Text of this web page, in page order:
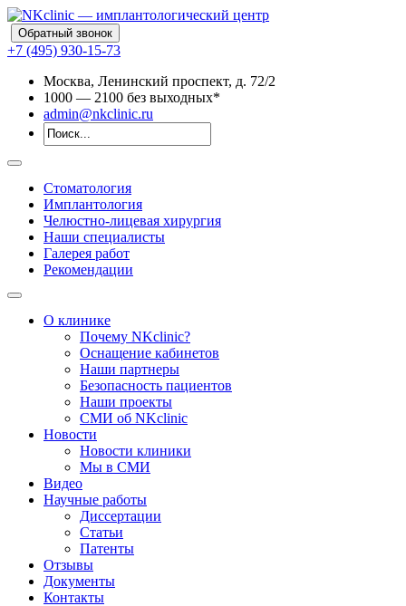
Обратный звонок
+7 (495) 930-15-73
Москва, Ленинский проспект, д. 72/2
1000 — 2100 без выходных*
admin@nkclinic.ru
Стоматология
Имплантология
Челюстно-лицевая хирургия
Наши специалисты
Галерея работ
Рекомендации
О клинике
Почему NKclinic?
Оснащение кабинетов
Наши партнеры
Безопасность пациентов
Наши проекты
СМИ об NKclinic
Новости
Новости клиники
Мы в СМИ
Видео
Научные работы
Диссертации
Статьи
Патенты
Отзывы
Документы
Контакты